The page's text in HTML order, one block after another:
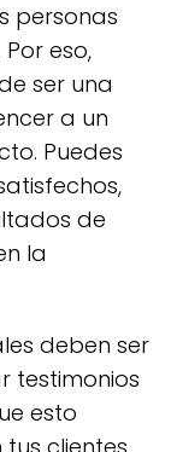
personas
eso,
ser una
a un
Puedes
de
la
deben ser
testimonios
esto